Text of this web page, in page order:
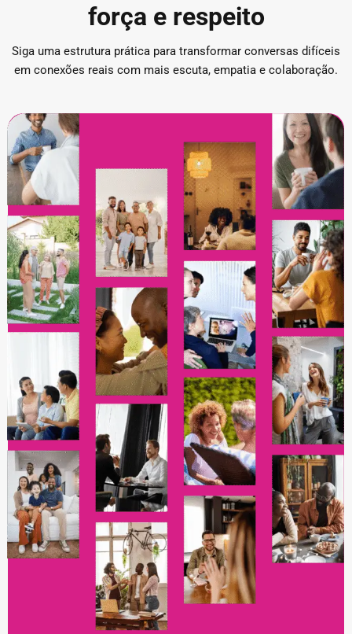
força e respeito
Siga uma estrutura prática para transformar conversas difíceis
em conexões reais com mais escuta, empatia e colaboração.